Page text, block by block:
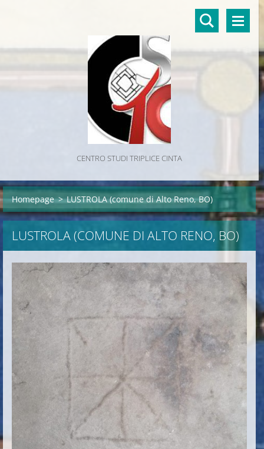
CENTRO STUDI TRIPLICE CINTA
Homepage > LUSTROLA (comune di Alto Reno, BO)
LUSTROLA (COMUNE DI ALTO RENO, BO)